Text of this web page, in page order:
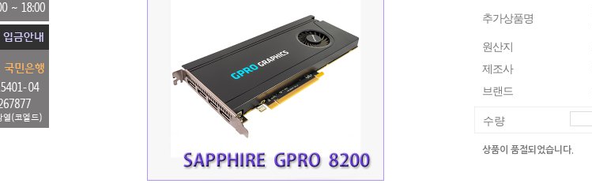
추가상품명
원산지
제조사
브랜드
수량
상품이 품절되었습니다.